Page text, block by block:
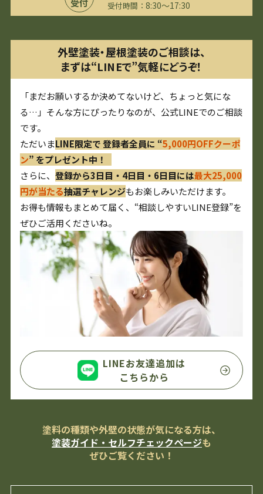
受付 受付時間： 8:30〜17:30
外壁塗装・屋根塗装のご相談は、
まずは“LINEで”気軽にどうぞ！
「まだお願いするか決めてないけど、ちょっと気にな
る…」そんな方にぴったりなのが、公式LINEでのご相談
です。
ただいまLINE限定で 登録者全員に “5,000円OFFクーポ
ン” をプレゼント中！
さらに、登録から3日目・4日目・6日目には最大25,000
円が当たる抽選チャレンジもお楽しみいただけます。
お得も情報もまとめて届く、“相談しやすいLINE登録”を
ぜひご活用くださいね。
LINEお友達追加は
こちらから
塗料の種類や外壁の状態が気になる方は、
塗装ガイド・セルフチェックページも
ぜひご覧ください！